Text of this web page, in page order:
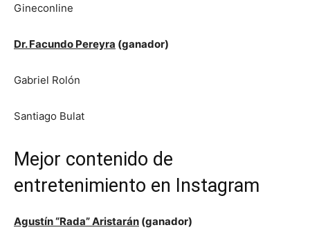
Gineconline
Dr. Facundo Pereyra (ganador)
Gabriel Rolón
Santiago Bulat
Mejor contenido de
entretenimiento en Instagram
Agustín “Rada” Aristarán (ganador)